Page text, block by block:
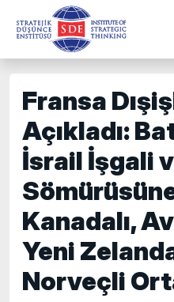
Fransa
Açıkladı:
İsrail İşgali
Kanadalı,
Yeni
Norveçli